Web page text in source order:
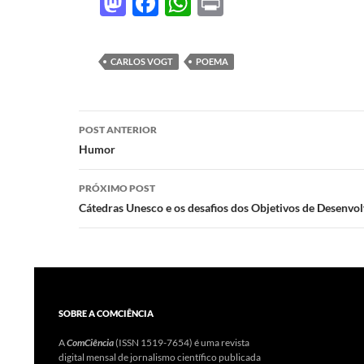
to
d
o
n
e
b
o
at
s
A
nt
CARLOS VOGT POEMA
Navegação
de
posts
POST ANTERIOR
Humor
PRÓXIMO POST
Cátedras Unesco e os desafios dos Objetivos de
SOBRE A COMCIÊNCIA
AComCiência(ISSN 1519-7654) é uma revista
digital mensal de jornalismo científico publicada